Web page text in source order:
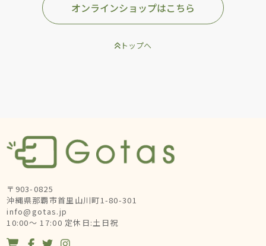
オンラインショップはこちら
トップへ
〒903-0825
沖縄県那覇市首里山川町1-80-301
info@gotas.jp
10:00～ 17:00 定休日:土日祝
   